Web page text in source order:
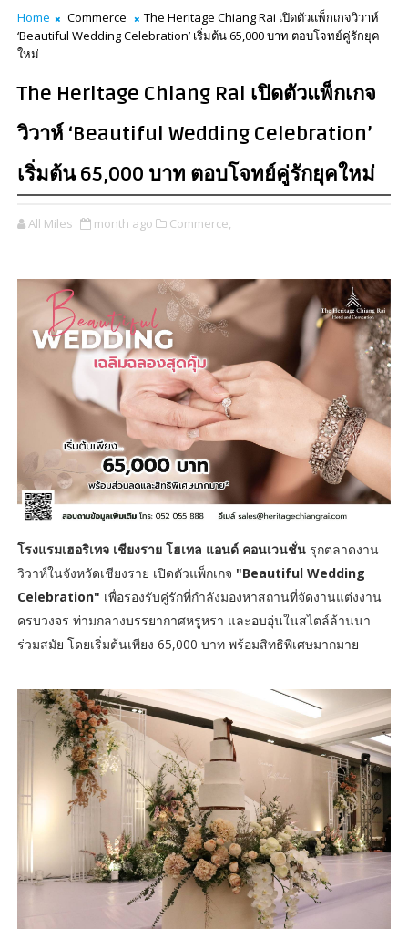
Home Commerce
The Heritage Chiang Rai เปิดตัวแพ็กเกจวิวาห์
‘Beautiful Wedding Celebration’ เริ่มต้น 65,000 บาท ตอบโจทย์คู่รักยุค
ใหม่
The Heritage Chiang Rai เปิดตัวแพ็กเกจ
วิวาห์ ‘Beautiful Wedding Celebration’
เริ่มต้น 65,000 บาท ตอบโจทย์คู่รักยุคใหม่
All Miles month ago Commerce,
โรงแรมเฮอริเทจ เชียงราย โฮเทล แอนด์ คอนเวนชั่น รุกตลาดงาน
วิวาห์ในจังหวัดเชียงราย เปิดตัวแพ็กเกจ "Beautiful Wedding
Celebration" เพื่อรองรับคู่รักที่กำลังมองหาสถานที่จัดงานแต่งงาน
ครบวงจร ท่ามกลางบรรยากาศหรูหรา และอบอุ่นในสไตล์ล้านนา
ร่วมสมัย โดยเริ่มต้นเพียง 65,000 บาท พร้อมสิทธิพิเศษมากมาย